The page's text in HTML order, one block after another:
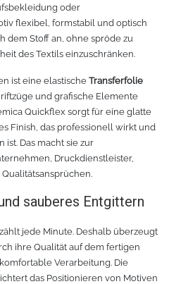
oder
flexibel, formstabil und optisch
dem Stoff an, ohne spröde zu
des Textils einzuschränken.
ist eine elastische Transferfolie
und grafische Elemente
Quickflex sorgt für eine glatte
Finish, das professionell wirkt und
Das macht sie zur
Druckdienstleister,
sauberes Entgittern
jede Minute. Deshalb überzeugt
ihre Qualität auf dem fertigen
Verarbeitung. Die
das Positionieren von Motiven